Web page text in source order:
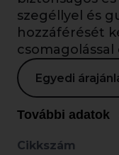
szegéllyel és
hozzáférését
csomagolással
Egyedi
További adatok
Cikkszám